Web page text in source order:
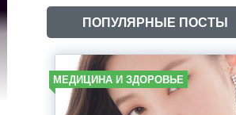
ПОПУЛЯРНЫЕ ПОСТЫ
МЕДИЦИНА И ЗДОРОВЬЕ